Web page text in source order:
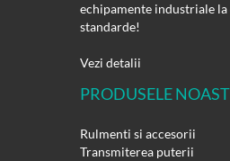
echipamente industriale
standarde!
Vezi detalii
PRODUSELE
Rulmenti si accesorii
Transmiterea puterii